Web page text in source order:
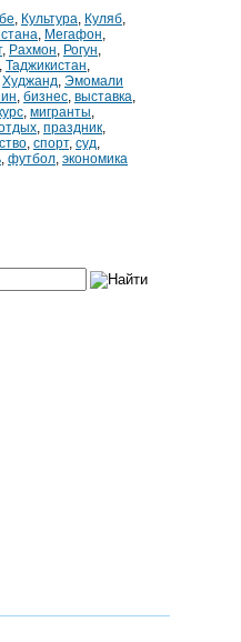
, Культура, Куляб,
, Мегафон,
, Рахмон, Рогун,
, Таджикистан,
Худжанд, Эмомали
, бизнес, выставка,
, мигранты,
, праздник,
, спорт, суд,
, футбол, экономика